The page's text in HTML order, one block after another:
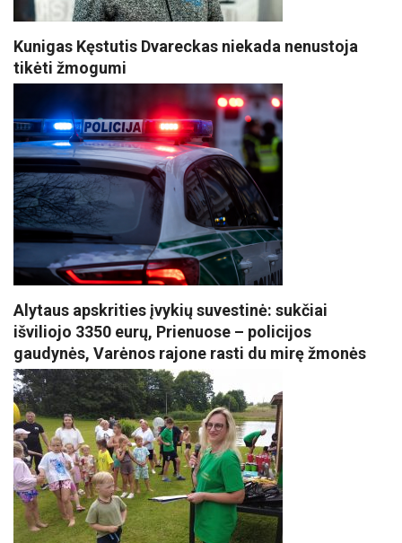
Kunigas Kęstutis Dvareckas niekada nenustoja
tikėti žmogumi
Alytaus apskrities įvykių suvestinė: sukčiai
išviliojo 3350 eurų, Prienuose – policijos
gaudynės, Varėnos rajone rasti du mirę žmonės